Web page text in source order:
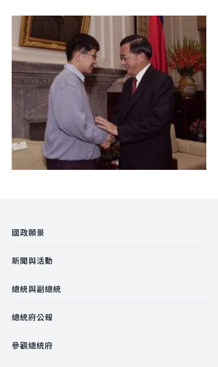
國政願景
新聞與活動
總統與副總統
總統府公報
參觀總統府